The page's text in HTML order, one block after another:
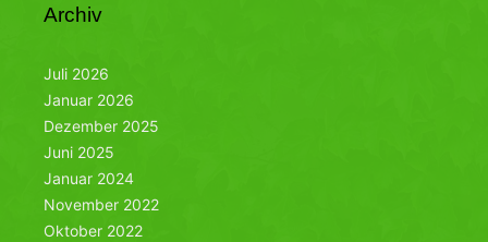
Archiv
Juli 2026
Januar 2026
Dezember 2025
Juni 2025
Januar 2024
November 2022
Oktober 2022